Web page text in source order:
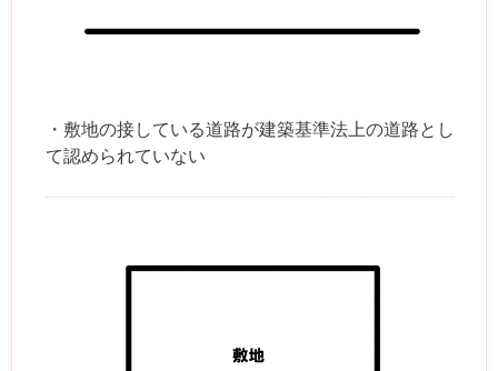
・敷地の接している道路が建築基準法上の道路とし
て認められていない